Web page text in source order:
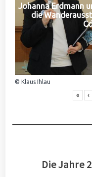
Johanna Erdmann
die
© Klaus Ihlau
« ‹
Die Jahre